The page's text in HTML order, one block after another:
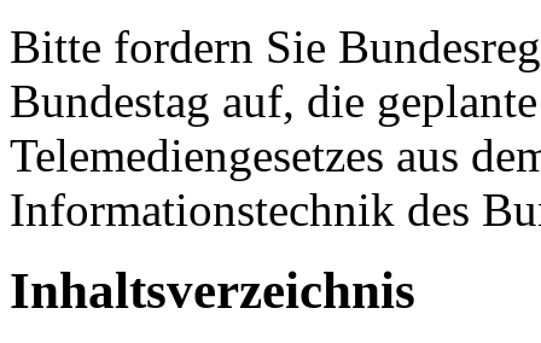
Bitte fordern Sie
Bundestag auf, die
Telemediengesetzes aus
Informationstechnik des
Inhaltsverzeichnis